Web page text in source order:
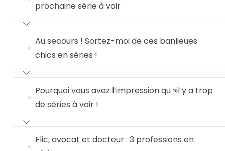
prochaine série à voir
Au secours ! Sortez-moi de ces banlieues
chics en séries !
Pourquoi vous avez l’impression qu »il y a trop
de séries à voir !
Flic, avocat et docteur : 3 professions en